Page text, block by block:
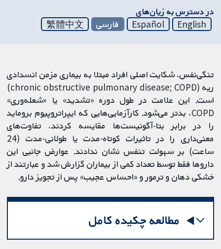
در دسترس به زیان‌های
English
Español فارسی 繁體中文
تنگی‌نفس، شکایت اصلی افراد مبتلا به بیماری مزمن انسدادی
ریه (chronic obstructive pulmonary disease; COPD)
است. این علامت در طول دوره «تشدید» یا «شعله‌وری»
COPD، بدتر می‌شود. کارآزمایی‌هایی که ایپراتروپیوم بروماید
را در برابر بتا-آگونیست‌ها مقایسه کردند، تفاوت‌های
معنی‌داری را در تاثیرات کوتاه‌-مدت یا طولانی-مدت (24
ساعت) بر سهولت تنفس نشان ندادند. عوارض جانبی این
داروها فقط توسط تعداد کمی از بیماران گزارش شد و عبارتند از
خشکی دهان و ترمور و «احساس عجیب» پس از تجویز دارو.
مطالعه چکیده کامل